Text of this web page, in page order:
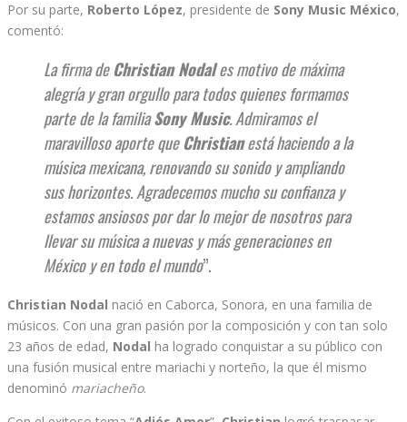
Por su parte, Roberto López, presidente de Sony Music México,
comentó:
La firma deChristian Nodales motivo de máxima
alegría y gran orgullo para todos quienes formamos
parte de la familiaSony Music. Admiramos el
maravilloso aporte queChristianestá haciendo a la
música mexicana, renovando su sonido y ampliando
sus horizontes. Agradecemos mucho su confianza y
estamos ansiosos por dar lo mejor de nosotros para
llevar su música a nuevas y más generaciones en
México y en todo el mundo”.
Christian Nodal nació en Caborca, Sonora, en una familia de
músicos. Con una gran pasión por la composición y con tan solo
23 años de edad, Nodal ha logrado conquistar a su público con
una fusión musical entre mariachi y norteño, la que él mismo
denominó mariacheño.